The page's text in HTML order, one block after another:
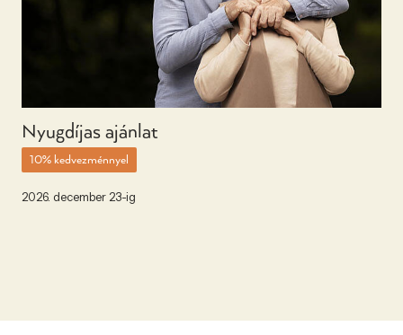
Nyugdí­jas ajánlat
10% kedvezménnyel
2026. december 23-ig